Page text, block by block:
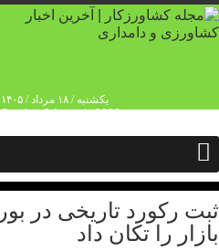
یکشنبه / ۱۸ مرداد / ۱۴۰۵
Sunday, 9 August , 2026
بازار را تکان داد